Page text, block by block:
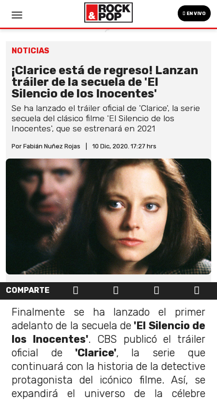
EN VIVO
NOTICIAS
¡Clarice está de regreso! Lanzan
tráiler de la secuela de 'El
Silencio de los Inocentes'
Se ha lanzado el tráiler oficial de 'Clarice', la serie
secuela del clásico filme 'El Silencio de los
Inocentes', que se estrenará en 2021
Por Fabián Nuñez Rojas 10 Dic, 2020. 17:27 hrs
COMPARTE
Finalmente se ha lanzado el primer
adelanto de la secuela de 'El Silencio de
los Inocentes'. CBS publicó el tráiler
oficial de'Clarice', la serie que
continuará con la historia de la detective
protagonista del icónico filme. Así, se
expandirá el universo de la célebre